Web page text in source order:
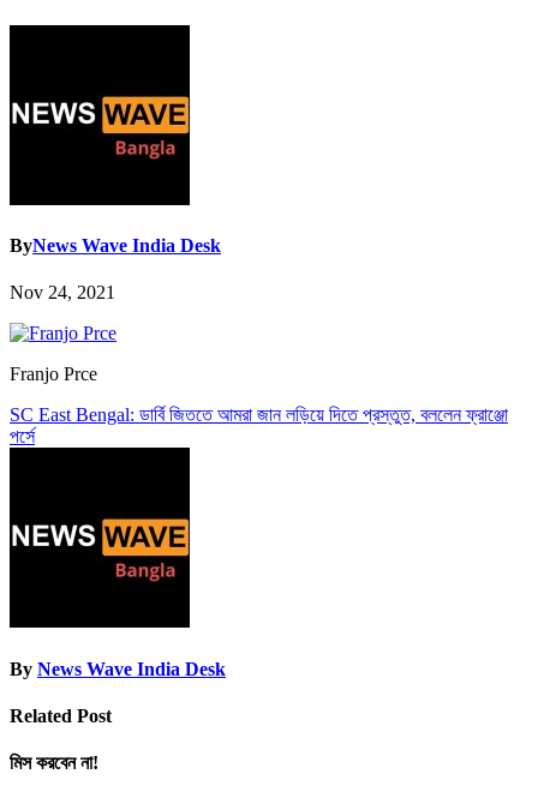
ByNews Wave India Desk
Nov 24, 2021
Franjo Prce
Post
navigation
SC East Bengal: ডার্বি জিততে আমরা জান লড়িয়ে দিতে প্রস্তুত, বললেন ফ্রাঞ্জো
পর্সে
By News Wave India Desk
Related Post
মিস করবেন না!